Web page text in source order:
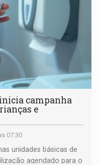
campanha
e
07:30
unidades básicas de
agendado para o